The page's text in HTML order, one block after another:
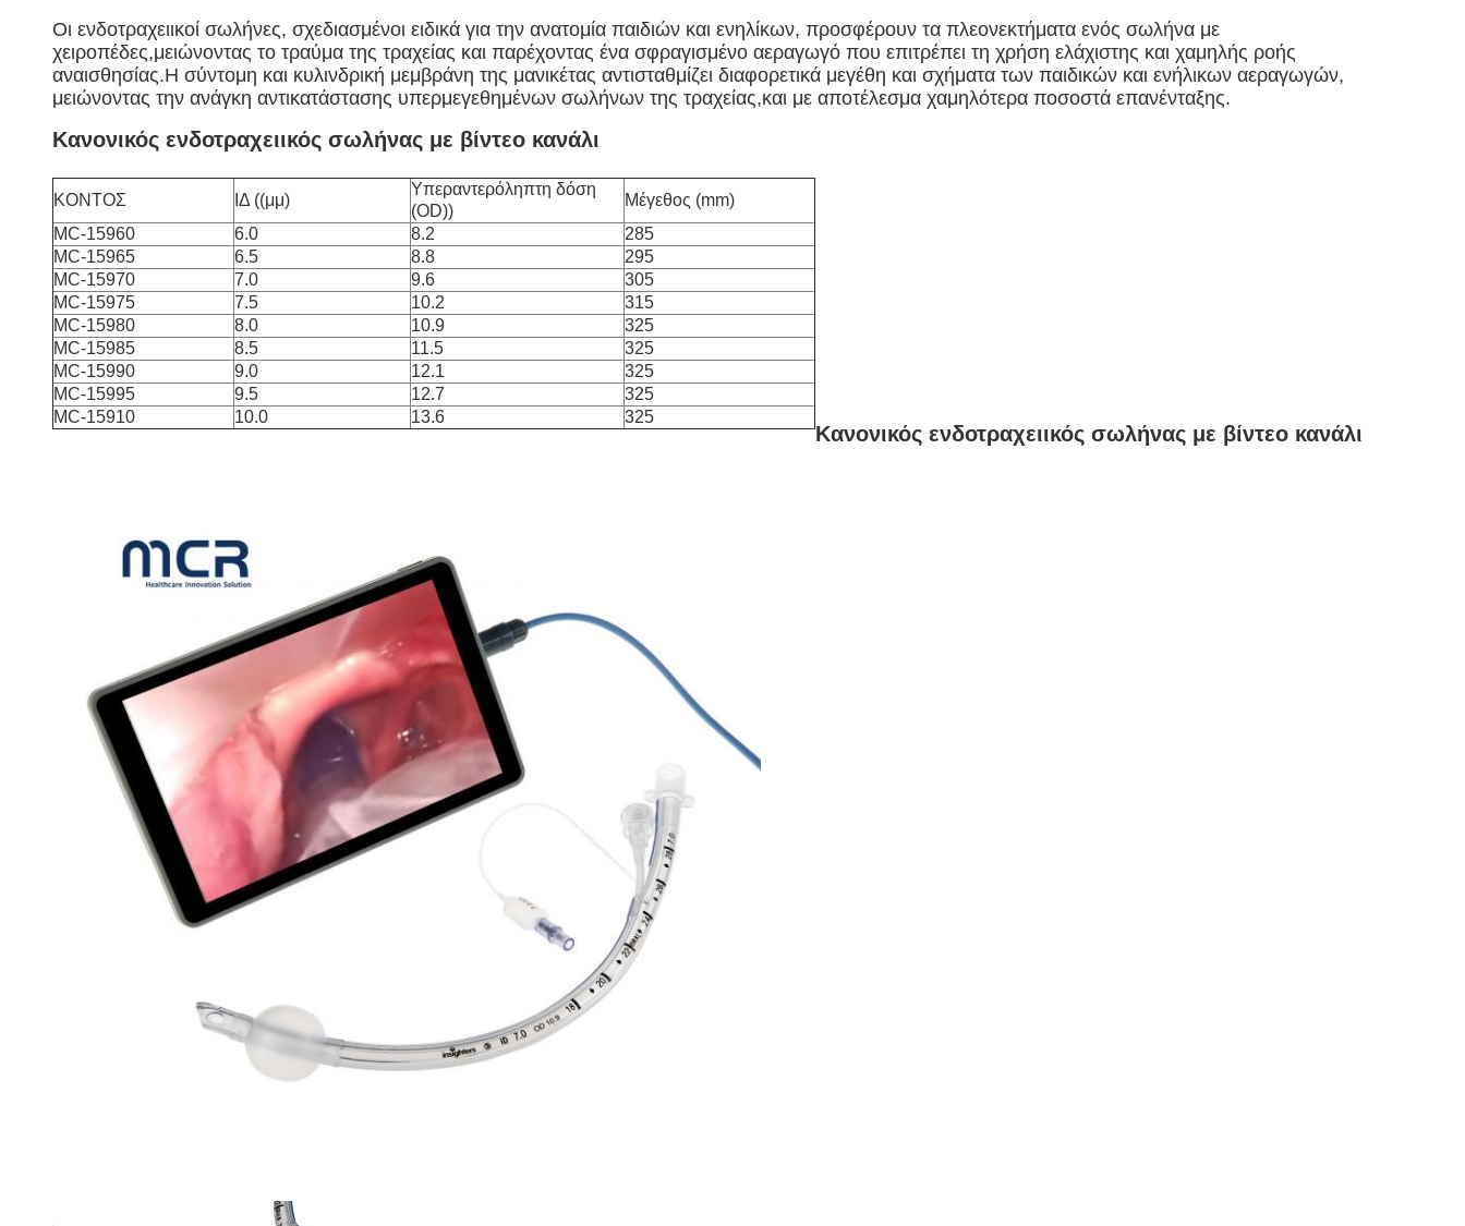
Οι ενδοτραχειικοί σωλήνες, σχεδιασμένοι ειδικά για την ανατομία παιδιών και ενηλίκων, προσφέρουν τα πλεονεκτήματα ενός σωλήνα με
χειροπέδες,μειώνοντας το τραύμα της τραχείας και παρέχοντας ένα σφραγισμένο αεραγωγό που επιτρέπει τη χρήση ελάχιστης και χαμηλής ροής
αναισθησίας.Η σύντομη και κυλινδρική μεμβράνη της μανικέτας αντισταθμίζει διαφορετικά μεγέθη και σχήματα των παιδικών και ενήλικων αεραγωγών,
μειώνοντας την ανάγκη αντικατάστασης υπερμεγεθημένων σωλήνων της τραχείας,και με αποτέλεσμα χαμηλότερα ποσοστά επανένταξης.
Κανονικός ενδοτραχειικός σωλήνας με βίντεο κανάλι
ΚΟΝΤΟΣ ΙΔ ((μμ)
Υπεραντερόληπτη δόση
(OD))
Μέγεθος (mm)
MC-15960
6.0 8.2
285
MC-15965
6.5 8.8
295
MC-15970
7.0 9.6
305
MC-15975
7.5 10.2
315
MC-15980
8.0 10.9
325
MC-15985
8.5 11.5
325
MC-15990
9.0 12.1
325
MC-15995
9.5 12.7
325
MC-15910
10.0 13.6 325
Κανονικός ενδοτραχειικός σωλήνας με βίντεο κανάλι